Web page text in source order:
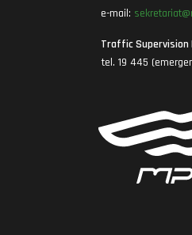
e-mail:
Traffic Supervision
tel. 19 445